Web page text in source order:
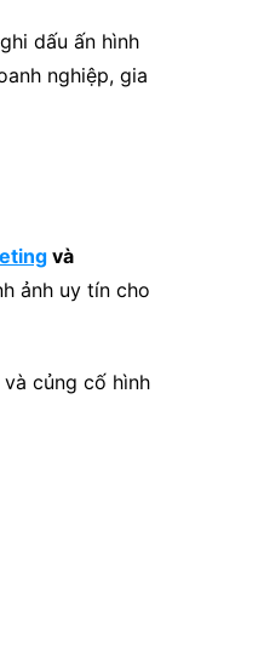
dấu ấn hình
nghiệp, gia
và
ảnh uy tín cho
củng cố hình